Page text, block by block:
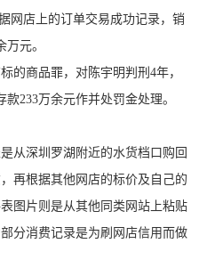
网店上的订单交易成功记录，销
元。
商品罪，对陈宇明判刑4年，
233万余元作并处罚金处理。
深圳罗湖附近的水货档口购回
再根据其他网店的标价及自己的
图片则是从其他同类网站上粘贴
分消费记录是为刷网店信用而做